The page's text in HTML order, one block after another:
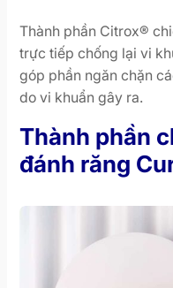
Thành phần Citrox®
trực tiếp chống lại vi
góp phần ngăn chặn
do vi khuẩn gây ra.
Thành phần
đánh răng